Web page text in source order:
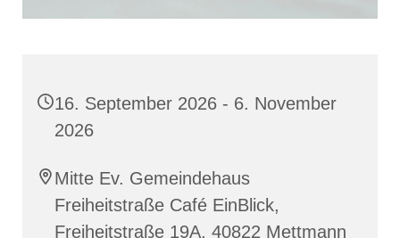
16. September 2026 - 6. November
2026
Mitte Ev. Gemeindehaus
Freiheitstraße Café EinBlick,
Freiheitstraße 19A, 40822 Mettmann